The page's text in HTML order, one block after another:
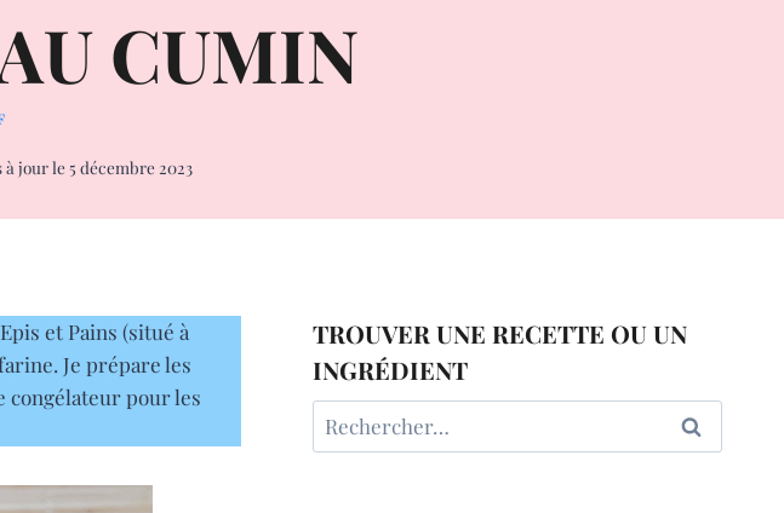
CUMIN
à jour le5 décembre 2023
et Pains (situé à
Je prépare les
congélateur pour les
TROUVER UNE RECETTE OU UN
INGRÉDIENT
Rechercher :